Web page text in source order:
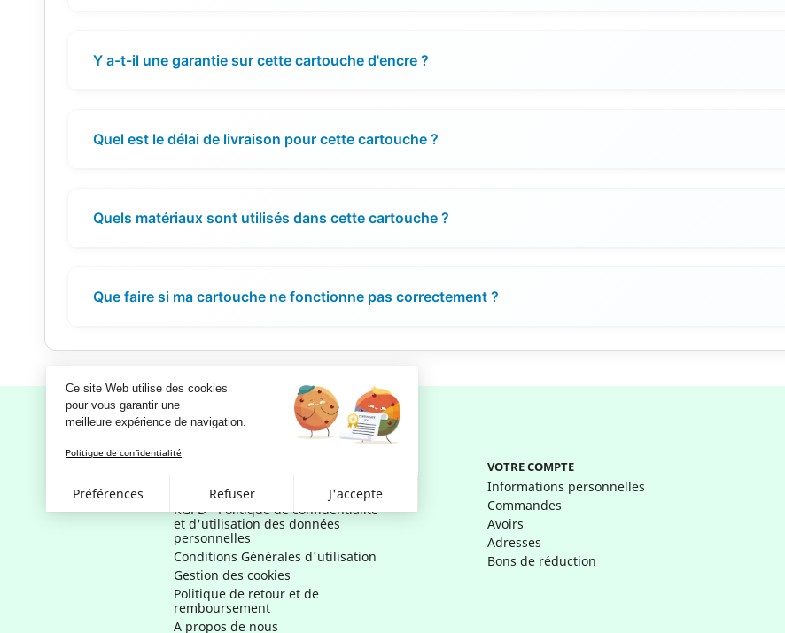
Ce site Web utilise des cookies
pour vous garantir une
meilleure expérience de navigation.
Politique de confidentialité
Préférences Refuser J'accepte
Y a-t-il une garantie sur cette cartouche d'encre ?
Quel est le délai de livraison pour cette cartouche ?
Quels matériaux sont utilisés dans cette cartouche ?
Que faire si ma cartouche ne fonctionne pas correctement ?
Mentions légales
RGPD - Politique de confidentialité
et d'utilisation des données
personnelles
Conditions Générales d'utilisation
Gestion des cookies
Politique de retour et de
remboursement
A propos de nous
VOTRE COMPTE
Informations personnelles
Commandes
Avoirs
Adresses
Bons de réduction